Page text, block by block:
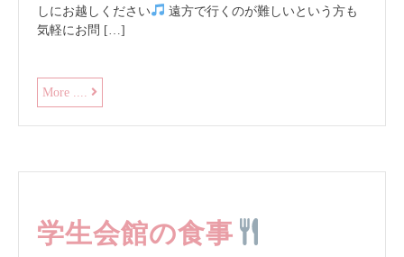
しにお越しください
遠方で行くのが難しいという方も
気軽にお問 […]
More .... 11
月
の
学生会館の食事